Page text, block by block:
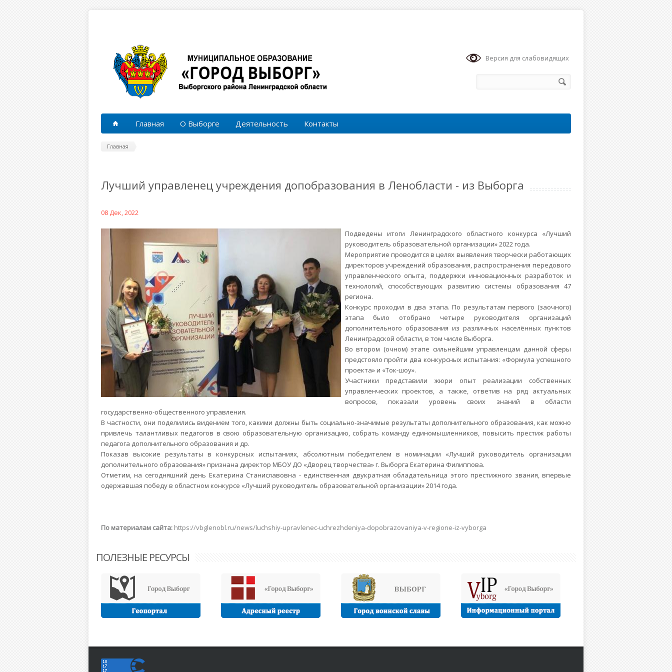
Версия для слабовидящих
Главная О Выборге Деятельность Контакты
Главная
Лучший управленец учреждения допобразования в Ленобласти - из Выборга
08 Дек, 2022
Подведены итоги Ленинградского областного конкурса «Лучший
руководитель образовательной организации» 2022 года.
Мероприятие проводится в целях выявления творчески работающих
директоров учреждений образования, распространения передового
управленческого опыта, поддержки инновационных разработок и
технологий, способствующих развитию системы образования 47
региона.
Конкурс проходил в два этапа. По результатам первого (заочного)
этапа было отобрано четыре руководителя организаций
дополнительного образования из различных населённых пунктов
Ленинградской области, в том числе Выборга.
Во втором (очном) этапе сильнейшим управленцам данной сферы
предстояло пройти два конкурсных испытания: «Формула успешного
проекта» и «Ток-шоу».
Участники представили жюри опыт реализации собственных
управленческих проектов, а также, ответив на ряд актуальных
вопросов, показали уровень своих знаний в области
государственно-общественного управления.
В частности, они поделились видением того, какими должны быть социально-значимые результаты дополнительного образования, как можно
привлечь талантливых педагогов в свою образовательную организацию, собрать команду единомышленников, повысить престиж работы
педагога дополнительного образования и др.
Показав высокие результаты в конкурсных испытаниях, абсолютным победителем в номинации «Лучший руководитель организации
дополнительного образования» признана директор МБОУ ДО «Дворец творчества» г. Выборга Екатерина Филиппова.
Отметим, на сегодняшний день Екатерина Станиславовна - единственная двукратная обладательница этого престижного звания, впервые
одержавшая победу в областном конкурсе «Лучший руководитель образовательной организации» 2014 года.
По материалам сайта: https://vbglenobl.ru/news/luchshiy-upravlenec-uchrezhdeniya-dopobrazovaniya-v-regione-iz-vyborga
ПОЛЕЗНЫЕ РЕСУРСЫ